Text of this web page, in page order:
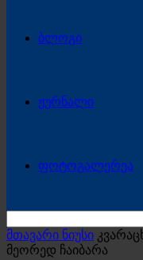
ბლოგი
ჟურნალი
ფოტოგალერეა
მთავარი ნიუსი
მეორედ ჩაიბარა